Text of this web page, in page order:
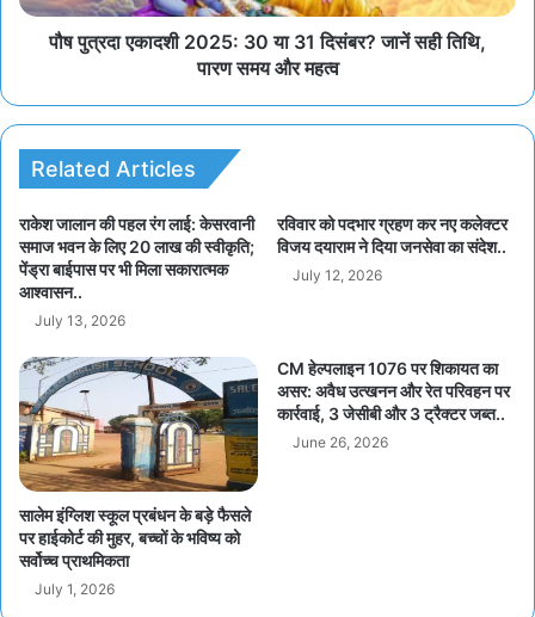
पौष पुत्रदा एकादशी 2025: 30 या 31 दिसंबर? जानें सही तिथि,
पारण समय और महत्व
Related Articles
राकेश जालान की पहल रंग लाई: केसरवानी
समाज भवन के लिए 20 लाख की स्वीकृति;
पेंड्रा बाईपास पर भी मिला सकारात्मक
आश्वासन..
July 13, 2026
रविवार को पदभार ग्रहण कर नए कलेक्टर
विजय दयाराम ने दिया जनसेवा का संदेश..
July 12, 2026
सालेम इंग्लिश स्कूल प्रबंधन के बड़े फैसले
पर हाईकोर्ट की मुहर, बच्चों के भविष्य को
सर्वोच्च प्राथमिकता
July 1, 2026
CM हेल्पलाइन 1076 पर शिकायत का
असर: अवैध उत्खनन और रेत परिवहन पर
कार्रवाई, 3 जेसीबी और 3 ट्रैक्टर जब्त..
June 26, 2026